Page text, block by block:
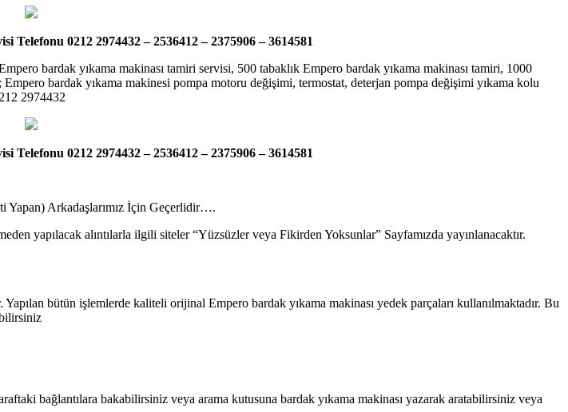
Telefonu 0212 2974432 – 2536412 – 2375906 – 3614581
bardak yıkama makinası tamiri servisi, 500 tabaklık Empero bardak yıkama makinası tamiri, 1000
bardak yıkama makinesi pompa motoru değişimi, termostat, deterjan pompa değişimi yıkama kolu
2974432
Telefonu 0212 2974432 – 2536412 – 2375906 – 3614581
Yapan) Arkadaşlarımız İçin Geçerlidir….
yapılacak alıntılarla ilgili siteler “Yüzsüzler veya Fikirden Yoksunlar” Sayfamızda yayınlanacaktır.
bütün işlemlerde kaliteli orijinal Empero bardak yıkama makinası yedek parçaları kullanılmaktadır. Bu
bağlantılara bakabilirsiniz veya arama kutusuna bardak yıkama makinası yazarak aratabilirsiniz veya